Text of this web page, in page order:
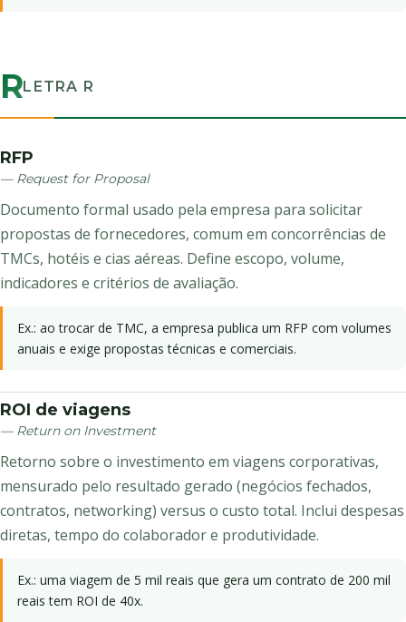
RLETRA R
RFP
— Request for Proposal
Documento formal usado pela empresa para solicitar
propostas de fornecedores, comum em concorrências de
TMCs, hotéis e cias aéreas. Define escopo, volume,
indicadores e critérios de avaliação.
Ex.: ao trocar de TMC, a empresa publica um RFP com volumes
anuais e exige propostas técnicas e comerciais.
ROI de viagens
— Return on Investment
Retorno sobre o investimento em viagens corporativas,
mensurado pelo resultado gerado (negócios fechados,
contratos, networking) versus o custo total. Inclui despesas
diretas, tempo do colaborador e produtividade.
Ex.: uma viagem de 5 mil reais que gera um contrato de 200 mil
reais tem ROI de 40x.